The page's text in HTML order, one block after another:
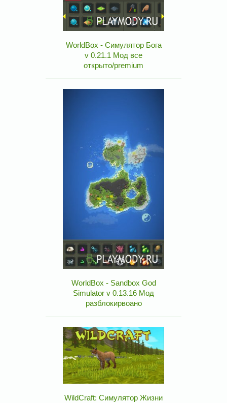
WorldBox - Симулятор Бога
v 0.21.1 Мод все
открыто/premium
WorldBox - Sandbox God
Simulator v 0.13.16 Мод
разблокирвоано
WildCraft: Симулятор Жизни